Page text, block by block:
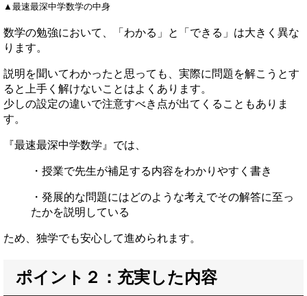
▲最速最深中学数学の中身
数学の勉強において、「わかる」と「できる」は大きく異な
ります。
説明を聞いてわかったと思っても、実際に問題を解こうとす
ると上手く解けないことはよくあります。
少しの設定の違いで注意すべき点が出てくることもありま
す。
『最速最深中学数学』では、
・授業で先生が補足する内容をわかりやすく書き
・発展的な問題にはどのような考えでその解答に至っ
たかを説明している
ため、独学でも安心して進められます。
ポイント２：充実した内容